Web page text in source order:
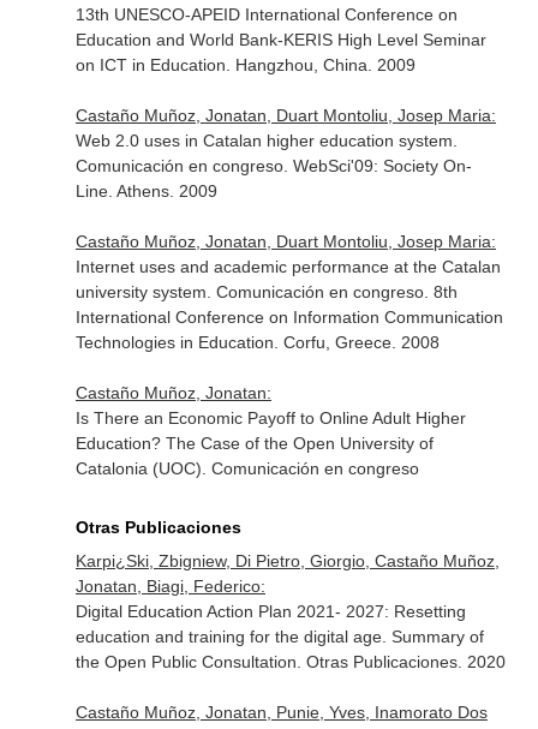
13th UNESCO-APEID International Conference on
Education and World Bank-KERIS High Level Seminar
on ICT in Education. Hangzhou, China. 2009
Castaño Muñoz, Jonatan, Duart Montoliu, Josep Maria:
Web 2.0 uses in Catalan higher education system.
Comunicación en congreso. WebSci'09: Society On-
Line. Athens. 2009
Castaño Muñoz, Jonatan, Duart Montoliu, Josep Maria:
Internet uses and academic performance at the Catalan
university system. Comunicación en congreso. 8th
International Conference on Information Communication
Technologies in Education. Corfu, Greece. 2008
Castaño Muñoz, Jonatan:
Is There an Economic Payoff to Online Adult Higher
Education? The Case of the Open University of
Catalonia (UOC). Comunicación en congreso
Otras Publicaciones
Karpi¿Ski, Zbigniew, Di Pietro, Giorgio, Castaño Muñoz,
Jonatan, Biagi, Federico:
Digital Education Action Plan 2021- 2027: Resetting
education and training for the digital age. Summary of
the Open Public Consultation. Otras Publicaciones. 2020
Castaño Muñoz, Jonatan, Punie, Yves, Inamorato Dos